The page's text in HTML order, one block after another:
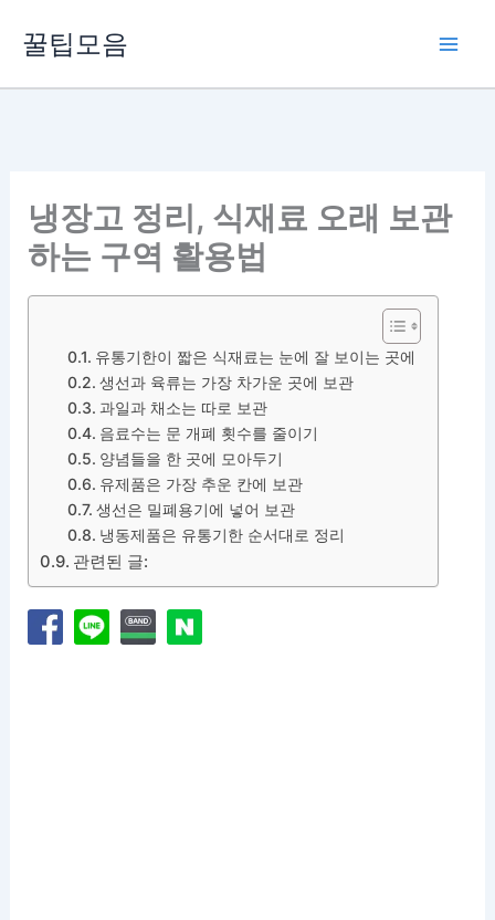
꿀팁모음
냉장고 정리, 식재료 오래 보관
하는 구역 활용법
유통기한이 짧은 식재료는 눈에 잘 보이는 곳에
생선과 육류는 가장 차가운 곳에 보관
과일과 채소는 따로 보관
음료수는 문 개폐 횟수를 줄이기
양념들을 한 곳에 모아두기
유제품은 가장 추운 칸에 보관
생선은 밀폐용기에 넣어 보관
냉동제품은 유통기한 순서대로 정리
관련된 글: